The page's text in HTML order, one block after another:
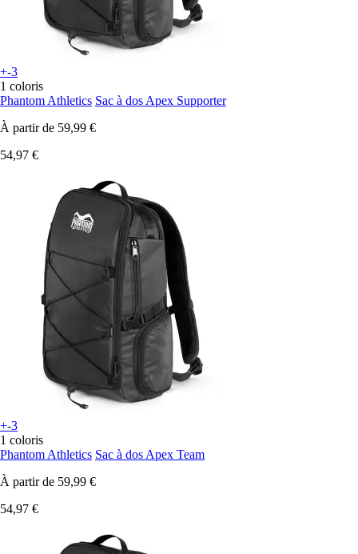
+-3
1 coloris
Phantom Athletics Sac à dos Apex Supporter
À partir de 59,99 €
54,97 €
+-3
1 coloris
Phantom Athletics Sac à dos Apex Team
À partir de 59,99 €
54,97 €